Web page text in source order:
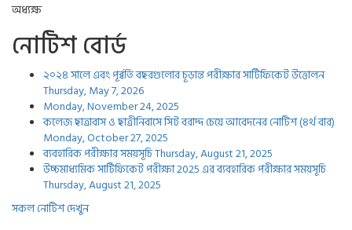
অধ্যক্ষ
নোটিশ বোর্ড
২০২৪ সালে এবং পূর্ব্বর্তি বছরগুলোর চূড়ান্ত পরীক্ষার সার্টিফিকেট উত্তোলন
Thursday, May 7, 2026
Monday, November 24, 2025
কলেজ ছাত্রাবাস ও ছাত্রীনিবাসে সিট বরাদ্দ চেয়ে আবেদনের নোটিশ (৪র্থ বার)
Monday, October 27, 2025
ব্যবহারিক পরীক্ষার সময়সূচিThursday, August 21, 2025
উচ্চমাধ্যমিক সার্টিফিকেট পরীক্ষা 2025 এর ব্যবহারিক পরীক্ষার সময়সূচি
Thursday, August 21, 2025
সকল নোটিশ দেখুন